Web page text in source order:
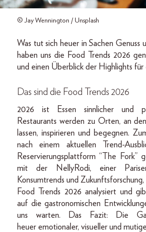
© Jay Wennington / Unsplash
Was tut sich heuer in Sachen Genuss
haben uns die Food Trends 2026
und einen Überblick der Highlights für
Das sind die Food Trends 2026
2026 ist Essen sinnlicher und
Restaurants werden zu Orten, an
lassen, inspirieren und begegnen.
nach einem aktuellen Trend-
Reservierungsplattform “The Fork”
mit der NellyRodi, einer
Konsumtrends und
Food Trends 2026 analysiert und
auf die gastronomischen
uns warten. Das Fazit: Die
heuer emotionaler, visueller und